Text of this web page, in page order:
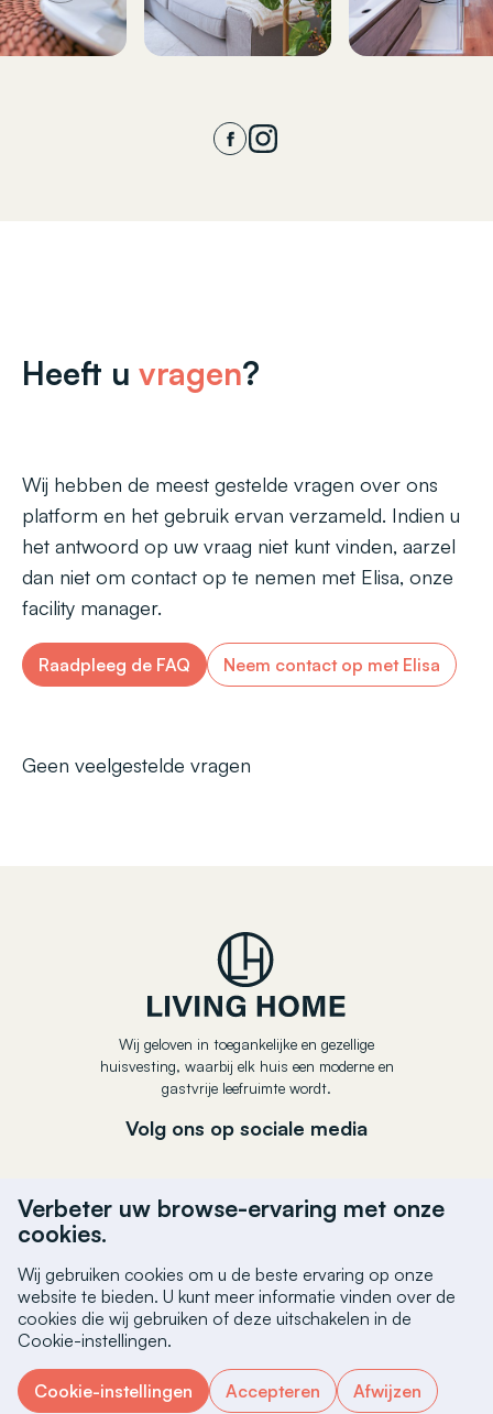
Heeft u vragen?
Wij hebben de meest gestelde vragen over ons
platform en het gebruik ervan verzameld. Indien u
het antwoord op uw vraag niet kunt vinden, aarzel
dan niet om contact op te nemen met Elisa, onze
facility manager.
Raadpleeg de FAQ Neem contact op met Elisa
Geen veelgestelde vragen
Wij geloven in toegankelijke en gezellige
huisvesting, waarbij elk huis een moderne en
gastvrije leefruimte wordt.
Volg ons op sociale media
Copyright © Living Home 2025. Alle rechten voorbehouden.
Verbeter uw browse-ervaring met onze
cookies.
Wij gebruiken cookies om u de beste ervaring op onze
website te bieden. U kunt meer informatie vinden over de
cookies die wij gebruiken of deze uitschakelen in de
Cookie-instellingen.
Cookie-instellingen Accepteren Afwijzen